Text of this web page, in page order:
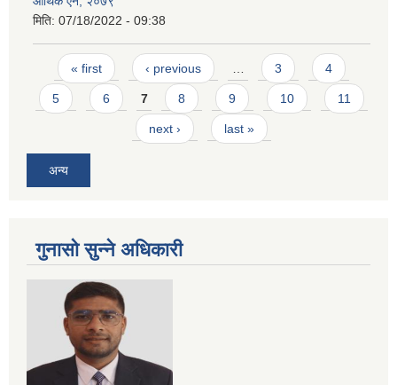
मिति: 07/18/2022 - 09:38
Pages
« first ‹ previous … 3 4
5 6 7 8 9 10 11
next › last »
अन्य
गुनासो सुन्ने अधिकारी